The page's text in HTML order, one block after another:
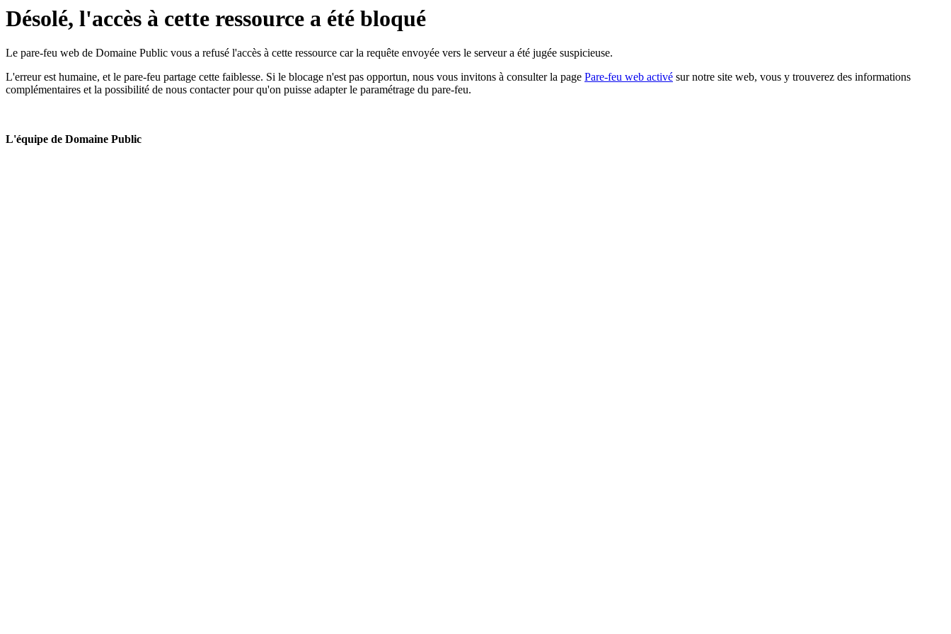
Désolé, l'accès à cette ressource a été bloqué
Le pare-feu web de Domaine Public vous a refusé l'accès à cette ressource car la requête envoyée vers le serveur a été jugée suspicieuse.
L'erreur est humaine, et le pare-feu partage cette faiblesse. Si le blocage n'est pas opportun, nous vous invitons à consulter la page Pare-feu web activé sur notre site web, vous y trouverez des informations
complémentaires et la possibilité de nous contacter pour qu'on puisse adapter le paramétrage du pare-feu.
L'équipe de Domaine Public